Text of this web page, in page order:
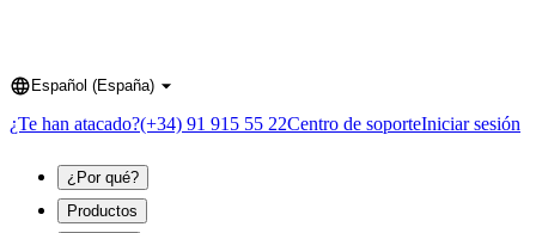
Language
Español (España)
¿Te han atacado?(+34) 91 915 55 22Centro de soporteIniciar sesión
¿Por qué?
Productos